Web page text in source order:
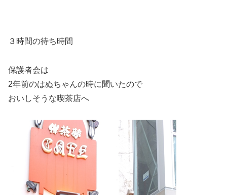
３時間の待ち時間
保護者会は
2年前のはぬちゃんの時に聞いたので
おいしそうな喫茶店へ